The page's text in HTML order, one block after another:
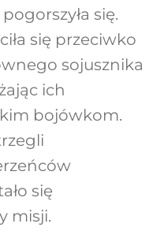
się.
się przeciwko
sojusznika
ich
bojówkom.
się
misji.